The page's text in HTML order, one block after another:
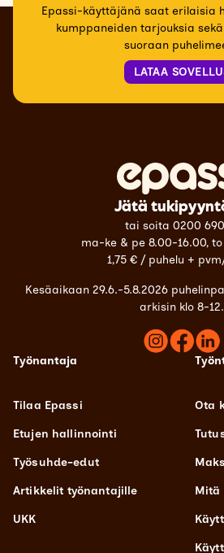
Epassi-käyttäjänä saat erilaisia
kumppaneiden tarjouksia
suoraan
LATAA
Jätä
tai soita 0200
ma-ke & pe 8.00-16.00,
1,75 € / puhelu +
Kesäaikaan 29.6.-5.8.2026
arkisin klo 8-12.
Työnantaja
Tilaa Epassi
Etujen hallinnointi
Työsuhde-edut
Artikkelit työnantajille
UKK
Ota
Mitä